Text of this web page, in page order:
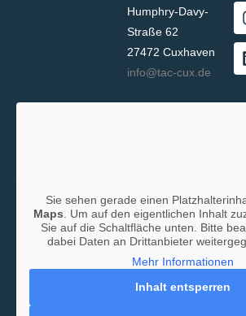
Humphry-Davy-
Straße 62
27472 Cuxhaven
info@tac-cux.de
Sie sehen gerade einen
Maps . Um auf den eigentlichen Inhalt
Sie auf die Schaltfläche unten. Bitte
dabei Daten an Drittanbieter
Mehr Informationen
Inhalt entsperren